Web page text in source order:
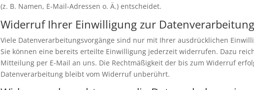
(z. B. Namen, E-Mail-Adressen o. Ä.) entscheidet.
Widerruf Ihrer Einwilligung zur Datenverarbeitung
Viele Datenverarbeitungsvorgänge sind nur mit Ihrer ausdrücklichen
Sie können eine bereits erteilte Einwilligung jederzeit widerrufen. Dazu
Mitteilung per E-Mail an uns. Die Rechtmäßigkeit der bis zum Widerruf
Datenverarbeitung bleibt vom Widerruf unberührt.